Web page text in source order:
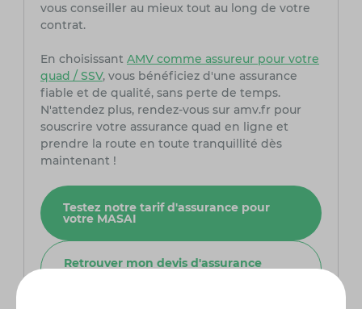
vous conseiller au mieux tout au long de votre
contrat.
En choisissant AMV comme assureur pour votre
quad / SSV, vous bénéficiez d'une assurance
fiable et de qualité, sans perte de temps.
N'attendez plus, rendez-vous sur amv.fr pour
souscrire votre assurance quad en ligne et
prendre la route en toute tranquillité dès
maintenant !
Testez notre tarif d'assurance pour
votre MASAI
Retrouver mon devis d'assurance